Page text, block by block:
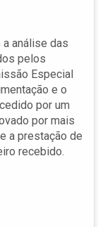
análise das
pelos
Especial
e o
por um
por mais
a prestação de
recebido.